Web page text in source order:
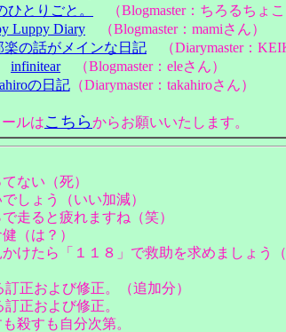
ひとりごと。
（Blogmaster：ちろるちょこ
Luppy Diary （Blogmaster：mamiさん）
の話がメインな日記 （Diarymaster：
infinitear（Blogmaster：eleさん）
の日記（Diarymaster：takahiroさん）
ールはこちらからお願いいたします。
ない（死）
しょう（いい加減）
走ると疲れますね（笑）
（は？）
けたら「１１８」で救助を求めましょう（
正および修正。（追加分）
正および修正。
殺すも自分次第。